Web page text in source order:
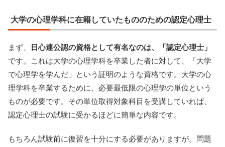
大学の心理学科に在籍していたもののための認定心理士
まず、
日心連公認の資格として有名なのは、「認定心理士」
です。これは大学の心理学科を卒業した者に対して、「大学
で心理学を学んだ」という証明のような資格です。大学の心
理学科を卒業するために、必要最低限の心理学の単位という
ものが必要です。その単位取得対象科目を受講していれば、
認定心理士の試験に受かるほどに簡単な内容です。
もちろん試験前に復習を十分にする必要がありますが。問題